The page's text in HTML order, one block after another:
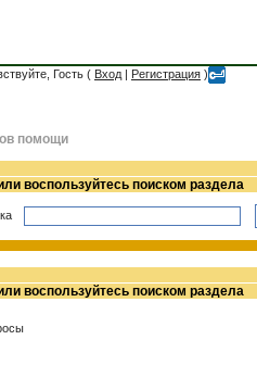
Гость ( Вход | Регистрация )
помощи
воспользуйтесь поиском раздела
воспользуйтесь поиском раздела